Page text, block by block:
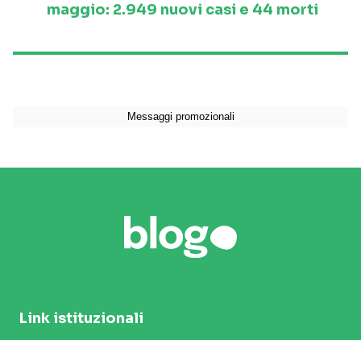
maggio: 2.949 nuovi casi e 44 morti
Link istituzionali